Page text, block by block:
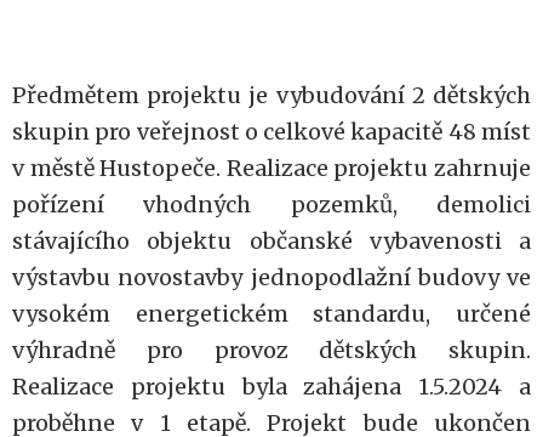
Předmětem projektu je vybudování 2 dětských
skupin pro veřejnost o celkové kapacitě 48 míst
v městě Hustopeče. Realizace projektu zahrnuje
pořízení vhodných pozemků, demolici
stávajícího objektu občanské vybavenosti a
výstavbu novostavby jednopodlažní budovy ve
vysokém energetickém standardu, určené
výhradně pro provoz dětských skupin.
Realizace projektu byla zahájena 1.5.2024 a
proběhne v 1 etapě. Projekt bude ukončen